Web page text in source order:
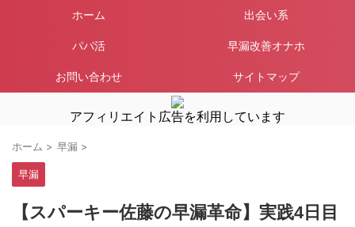
ホーム 出会い系
パパ活 早漏改善オナホ
お問い合わせ サイトマップ
アフィリエイト広告を利用しています
ホーム > 早漏 >
早漏
【スパーキー佐藤の早漏革命】実践4日目